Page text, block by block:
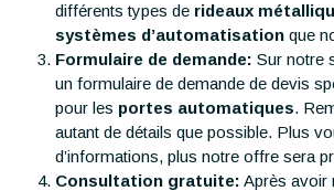
différents types de rideaux
systèmes d’automatisation que
Formulaire de demande: Sur notre
un formulaire de demande de devis
pour les portes automatiques.
autant de détails que possible. Plus
d’informations, plus notre offre sera
Consultation gratuite: Après avoir